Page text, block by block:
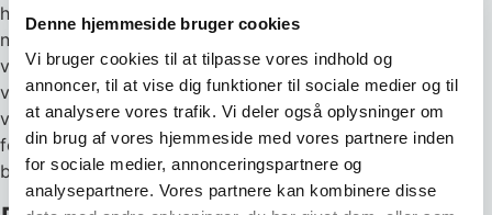
Denne hjemmeside bruger cookies
Vi bruger cookies til at tilpasse vores indhold og
annoncer, til at vise dig funktioner til sociale medier og til
at analysere vores trafik. Vi deler også oplysninger om
din brug af vores hjemmeside med vores partnere inden
for sociale medier, annonceringspartnere og
analysepartnere. Vores partnere kan kombinere disse
har brug for et online regnskabsprogram og ikke
nødvendigvis har brug for avancerede funktioner. Gratis
versionen af Dinero kan være tilstrækkelig for
virksomheder med lav omsætning, men større
virksomheder, der vil bruge Dinero Pro, vil opleve en stor
forbedring med funktioner som automatisk
bankafstemning og bilagshåndtering.